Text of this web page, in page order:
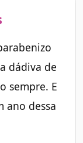
dádiva de
sempre. E
ano dessa